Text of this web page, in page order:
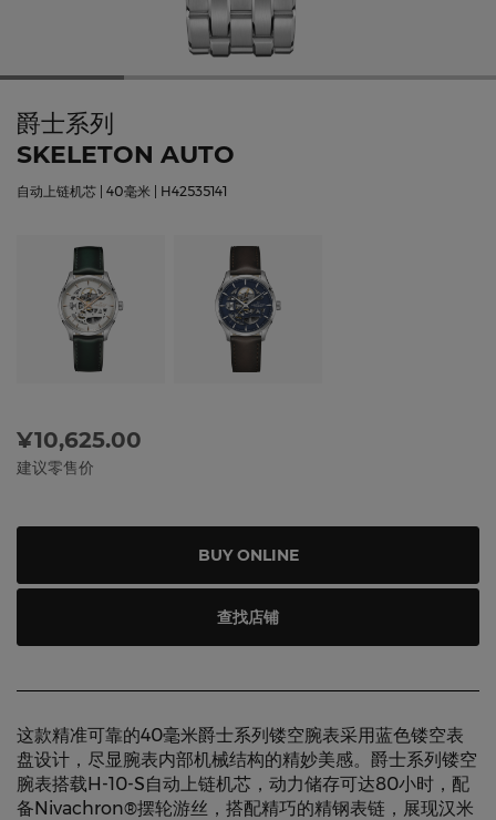
爵士系列
SKELETON AUTO
自动上链机芯 | 40毫米 | H42535141
¥10,625.00
建议零售价
BUY ONLINE
查找店铺
这款精准可靠的40毫米爵士系列镂空腕表采用蓝色镂空表
盘设计，尽显腕表内部机械结构的精妙美感。爵士系列镂空
腕表搭载H-10-S自动上链机芯，动力储存可达80小时，配
备Nivachron®摆轮游丝，搭配精巧的精钢表链，展现汉米